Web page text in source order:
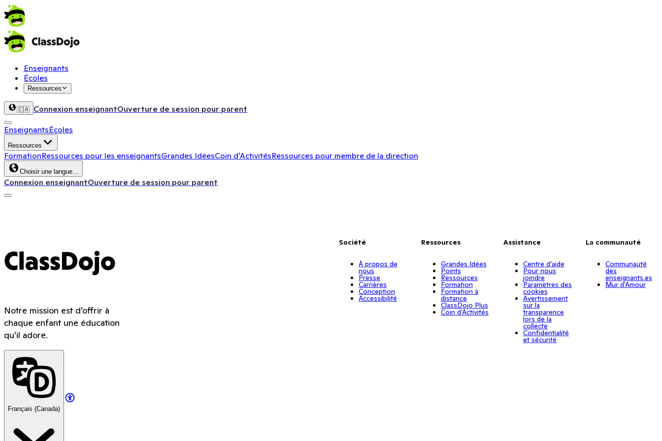
Enseignants
Écoles
Ressources
🇨🇦 Connexion enseignantOuverture de session pour parent
EnseignantsÉcoles
Ressources
FormationRessources pour les enseignantsGrandes IdéesCoin d'ActivitésRessources pour membre de la direction
Choisir une langue…
Connexion enseignantOuverture de session pour parent
ClassDojo
Notre mission est d’offrir à
chaque enfant une éducation
qu’il adore.
Français (Canada)
Société
À propos de
nous
Presse
Carrières
Conception
Accessibilité
Ressources
Grandes Idées
Points
Ressources
Formation
Formation à
distance
ClassDojo Plus
Coin d'Activités
Assistance
Centre d’aide
Pour nous
joindre
Paramètres des
cookies
Avertissement
sur la
transparence
lors de la
collecte
Confidentialité
et sécurité
La communauté
Communauté
des
enseignants.es
Mur d'Amour